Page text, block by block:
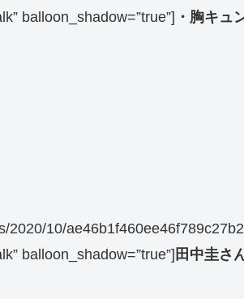
balloon_shadow=”true”] ・胸キュ
10/
balloon_shadow=”true”] 田中圭さ